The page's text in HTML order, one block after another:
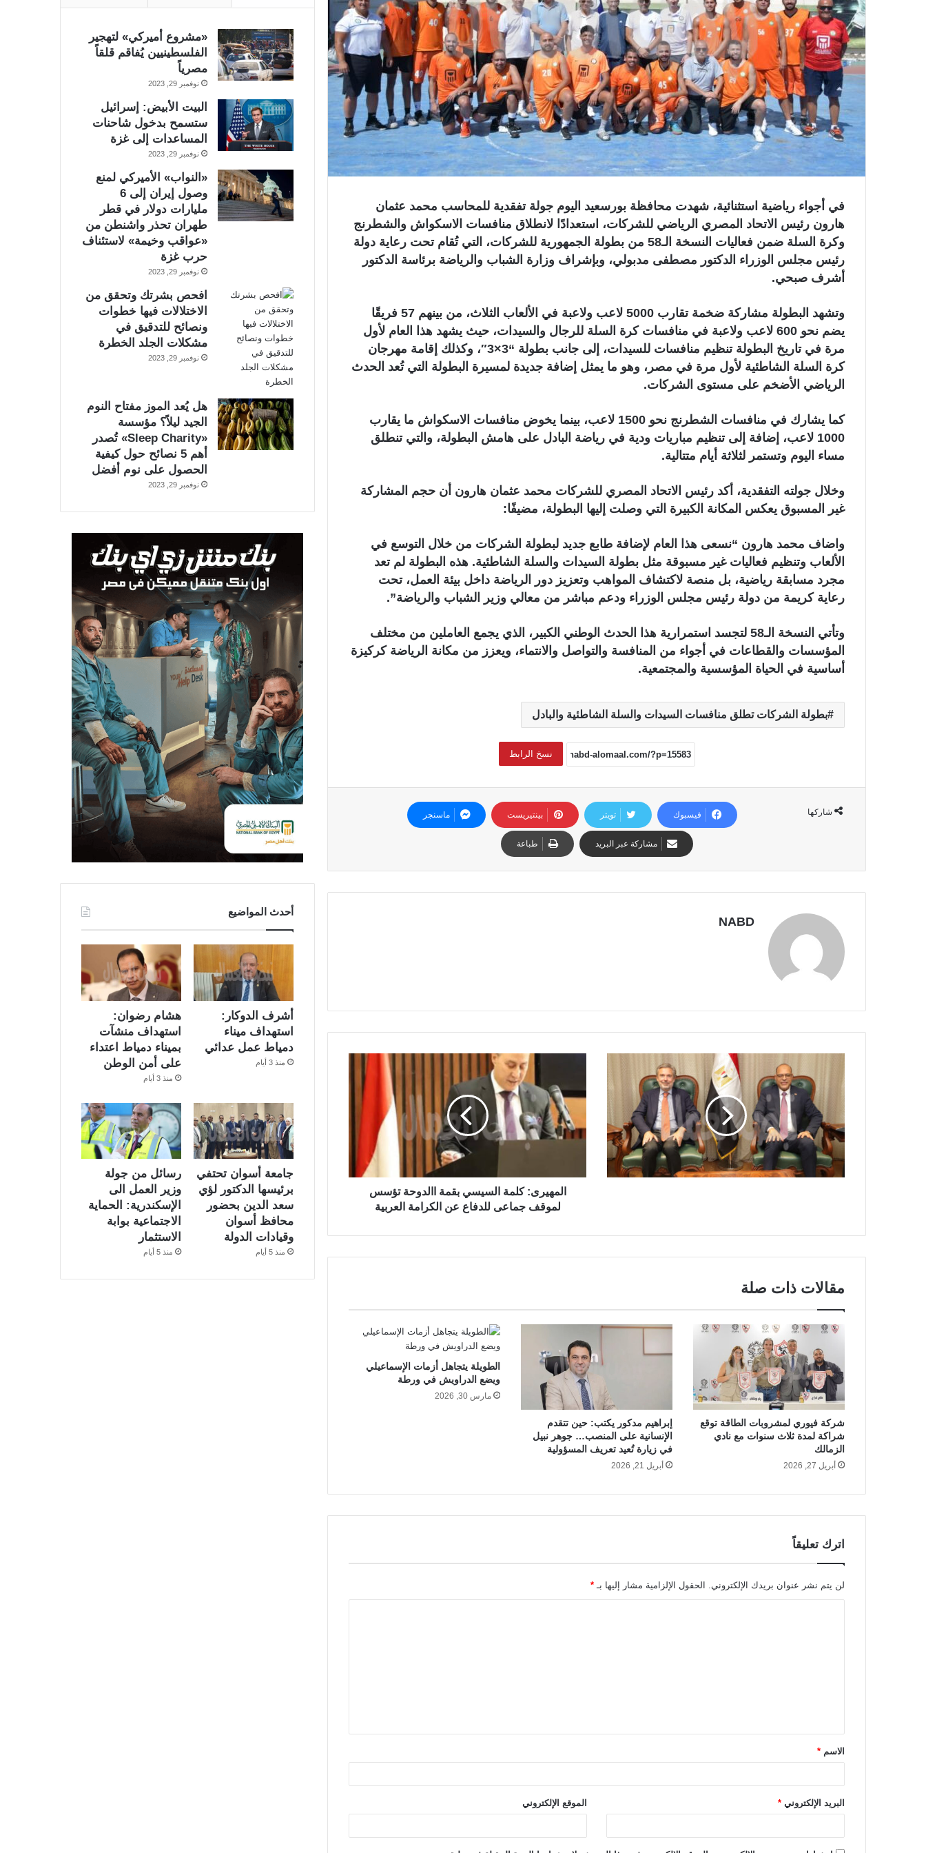
ك
ت
ر
و
ن
ي
ا
في أجواء رياضية استثنائية، شهدت محافظة بورسعيد اليوم جولة تفقدية للمحاسب محمد عثمان
هارون رئيس الاتحاد المصري الرياضي للشركات، استعدادًا لانطلاق منافسات الاسكواش والشطرنج
وكرة السلة ضمن فعاليات النسخة الـ58 من بطولة الجمهورية للشركات، التي تُقام تحت رعاية دولة
رئيس مجلس الوزراء الدكتور مصطفى مدبولي، وبإشراف وزارة الشباب والرياضة برئاسة الدكتور
أشرف صبحي.
وتشهد البطولة مشاركة ضخمة تقارب 5000 لاعب ولاعبة في الألعاب الثلاث، من بينهم 57 فريقًا
يضم نحو 600 لاعب ولاعبة في منافسات كرة السلة للرجال والسيدات، حيث يشهد هذا العام لأول
مرة في تاريخ البطولة تنظيم منافسات للسيدات، إلى جانب بطولة “3×3″، وكذلك إقامة مهرجان
كرة السلة الشاطئية لأول مرة في مصر، وهو ما يمثل إضافة جديدة لمسيرة البطولة التي تُعد الحدث
الرياضي الأضخم على مستوى الشركات.
كما يشارك في منافسات الشطرنج نحو 1500 لاعب، بينما يخوض منافسات الاسكواش ما يقارب
1000 لاعب، إضافة إلى تنظيم مباريات ودية في رياضة البادل على هامش البطولة، والتي تنطلق
مساء اليوم وتستمر لثلاثة أيام متتالية.
وخلال جولته التفقدية، أكد رئيس الاتحاد المصري للشركات محمد عثمان هارون أن حجم المشاركة
غير المسبوق يعكس المكانة الكبيرة التي وصلت إليها البطولة، مضيفًا:
واضاف محمد هارون “نسعى هذا العام لإضافة طابع جديد لبطولة الشركات من خلال التوسع في
الألعاب وتنظيم فعاليات غير مسبوقة مثل بطولة السيدات والسلة الشاطئية. هذه البطولة لم تعد
مجرد مسابقة رياضية، بل منصة لاكتشاف المواهب وتعزيز دور الرياضة داخل بيئة العمل، تحت
رعاية كريمة من دولة رئيس مجلس الوزراء ودعم مباشر من معالي وزير الشباب والرياضة”.
وتأتي النسخة الـ58 لتجسد استمرارية هذا الحدث الوطني الكبير، الذي يجمع العاملين من مختلف
المؤسسات والقطاعات في أجواء من المنافسة والتواصل والانتماء، ويعزز من مكانة الرياضة كركيزة
أساسية في الحياة المؤسسية والمجتمعية.
بطولة الشركات تطلق منافسات السيدات والسلة الشاطئية والبادل
نسخ الرابط
شاركها فيسبوك تويتر بينتيريست ماسنجر
مشاركة عبر البريد طباعة
NABD
المهيرى: كلمة السيسي بقمة االدوحة تؤسس
لموقف جماعى للدفاع عن الكرامة العربية
مقالات ذات صلة
شركة فيوري لمشروبات الطاقة توقع
شراكة لمدة ثلاث سنوات مع نادي
الزمالك
أبريل 27, 2026
إبراهيم مدكور يكتب: حين تتقدم
الإنسانية على المنصب… جوهر نبيل
في زيارة تُعيد تعريف المسؤولية
أبريل 21, 2026
الطويلة يتجاهل أزمات الإسماعيلي
ويضع الدراويش في ورطة
مارس 30, 2026
اترك تعليقاً
لن يتم نشر عنوان بريدك الإلكتروني. الحقول الإلزامية مشار إليها بـ *
ق
*الاسم *
البريد الإلكتروني * الموقع الإلكتروني
«مشروع أميركي» لتهجير
الفلسطينيين يُفاقم قلقاً
مصرياً
نوفمبر 29, 2023
البيت الأبيض: إسرائيل
ستسمح بدخول شاحنات
المساعدات إلى غزة
نوفمبر 29, 2023
«النواب» الأميركي لمنع
وصول إيران إلى 6
مليارات دولار في قطر
طهران تحذر واشنطن من
«عواقب وخيمة» لاستئناف
حرب غزة
نوفمبر 29, 2023
افحص بشرتك وتحقق من
الاختلالات فيها خطوات
ونصائح للتدقيق في
مشكلات الجلد الخطرة
نوفمبر 29, 2023
هل يُعد الموز مفتاح النوم
الجيد ليلاً؟ مؤسسة
«Sleep Charity» تُصدر
أهم 5 نصائح حول كيفية
الحصول على نوم أفضل
نوفمبر 29, 2023
أحدث المواضيع
أشرف الدوكار:
استهداف ميناء
دمياط عمل عدائي
منذ 3 أيام
هشام رضوان:
استهداف منشآت
بميناء دمياط اعتداء
على أمن الوطن
منذ 3 أيام
جامعة أسوان تحتفي
برئيسها الدكتور لؤي
سعد الدين بحضور
محافظ أسوان
وقيادات الدولة
منذ 5 أيام
رسائل من جولة
وزير العمل الى
الإسكندرية: الحماية
الاجتماعية بوابة
الاستثمار
منذ 5 أيام